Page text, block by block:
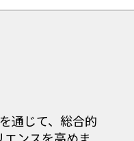
通じて、総合的